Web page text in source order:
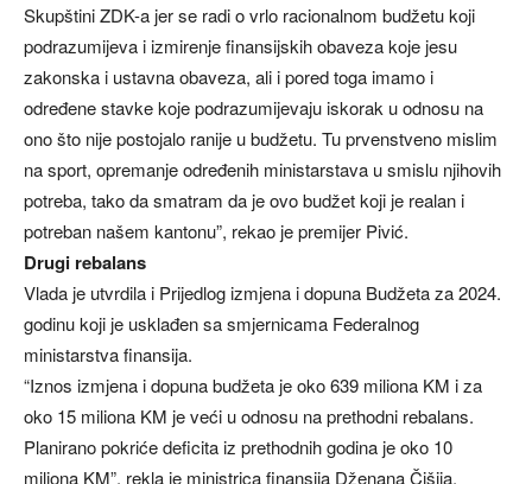
Skupštini ZDK-a jer se radi o vrlo racionalnom budžetu koji
podrazumijeva i izmirenje finansijskih obaveza koje jesu
zakonska i ustavna obaveza, ali i pored toga imamo i
određene stavke koje podrazumijevaju iskorak u odnosu na
ono što nije postojalo ranije u budžetu. Tu prvenstveno mislim
na sport, opremanje određenih ministarstava u smislu njihovih
potreba, tako da smatram da je ovo budžet koji je realan i
potreban našem kantonu”, rekao je premijer Pivić.
Drugi rebalans
Vlada je utvrdila i Prijedlog izmjena i dopuna Budžeta za 2024.
godinu koji je usklađen sa smjernicama Federalnog
ministarstva finansija.
“Iznos izmjena i dopuna budžeta je oko 639 miliona KM i za
oko 15 miliona KM je veći u odnosu na prethodni rebalans.
Planirano pokriće deficita iz prethodnih godina je oko 10
miliona KM”, rekla je ministrica finansija Dženana Čišija.